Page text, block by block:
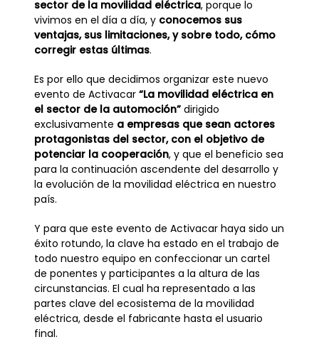
sector de la movilidad eléctrica, porque lo
vivimos en el día a día, y conocemos sus
ventajas, sus limitaciones, y sobre todo, cómo
corregir estas últimas.
Es por ello que decidimos organizar este nuevo
evento de Activacar “La movilidad eléctrica en
el sector de la automoción”dirigido
exclusivamente a empresas que sean actores
protagonistas del sector, con el objetivo de
potenciar la cooperación, y que el beneficio sea
para la continuación ascendente del desarrollo y
la evolución de la movilidad eléctrica en nuestro
país.
Y para que este evento de Activacar haya sido un
éxito rotundo, la clave ha estado en el trabajo de
todo nuestro equipo en confeccionar un cartel
de ponentes y participantes a la altura de las
circunstancias. El cual ha representado a las
partes clave del ecosistema de la movilidad
eléctrica, desde el fabricante hasta el usuario
final.